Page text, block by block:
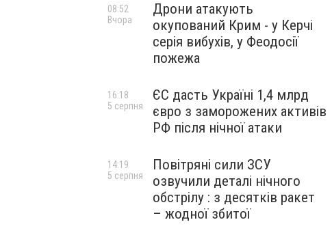
Дрони атакують
окупований Крим - у Керчі
серія вибухів, у Феодосії
пожежа
08:52
Вчора
ЄС дасть Україні 1,4 млрд
євро з заморожених активів
РФ після нічної атаки
16:18
5 серпня
Повітряні сили ЗСУ
озвучили деталі нічного
обстрілу : з десятків ракет
– жодної збитої
14:19
5 серпня